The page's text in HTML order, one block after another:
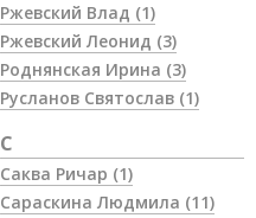
Ржевский Влад (1)
Ржевский Леонид (3)
Роднянская Ирина (3)
Русланов Святослав (1)
С
Саква Ричар (1)
Сараскина Людмила (11)